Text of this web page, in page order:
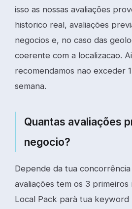
isso as nossas avaliações
historico real, avaliações
negocios e, no caso das
coerente com a localizacao.
recomendamos nao exceder
semana.
Quantas avaliações
negocio?
Depende da tua
avaliações tem os 3 primeiros
Local Pack parà tua keyword